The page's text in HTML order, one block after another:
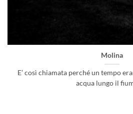
Molina
E’ così chiamata perché un tempo
acqua lungo il